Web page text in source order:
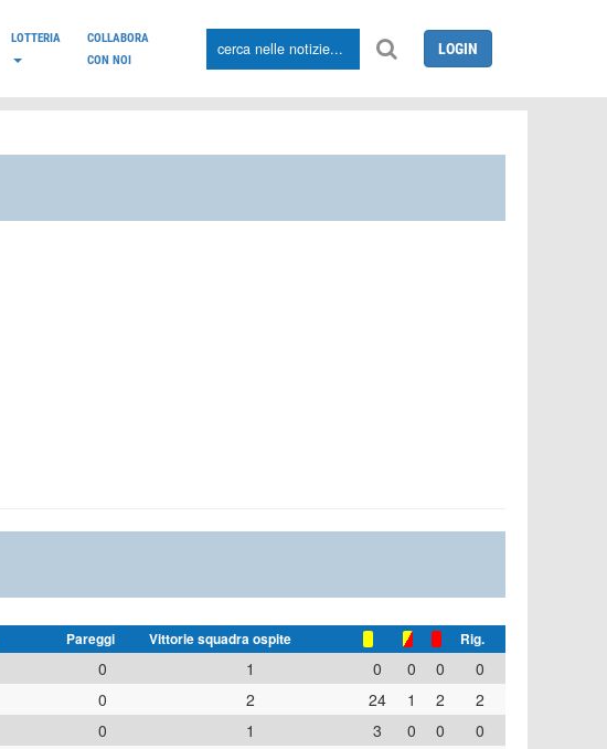
LOTTERIA
COLLABORA
CON NOI
LOGIN
Pareggi Vittorie squadra ospite Rig.
0 1 0 0 0
0
0 2 24 1 2
2
0 1 3 0 0
0